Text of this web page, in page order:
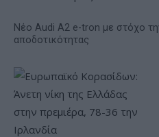
Νέο Audi A2 e-tron με στόχο
αποδοτικότητας